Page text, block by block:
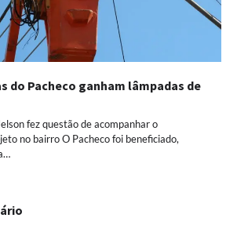
do Pacheco ganham lâmpadas de
fez questão de acompanhar o
no bairro O Pacheco foi beneficiado,